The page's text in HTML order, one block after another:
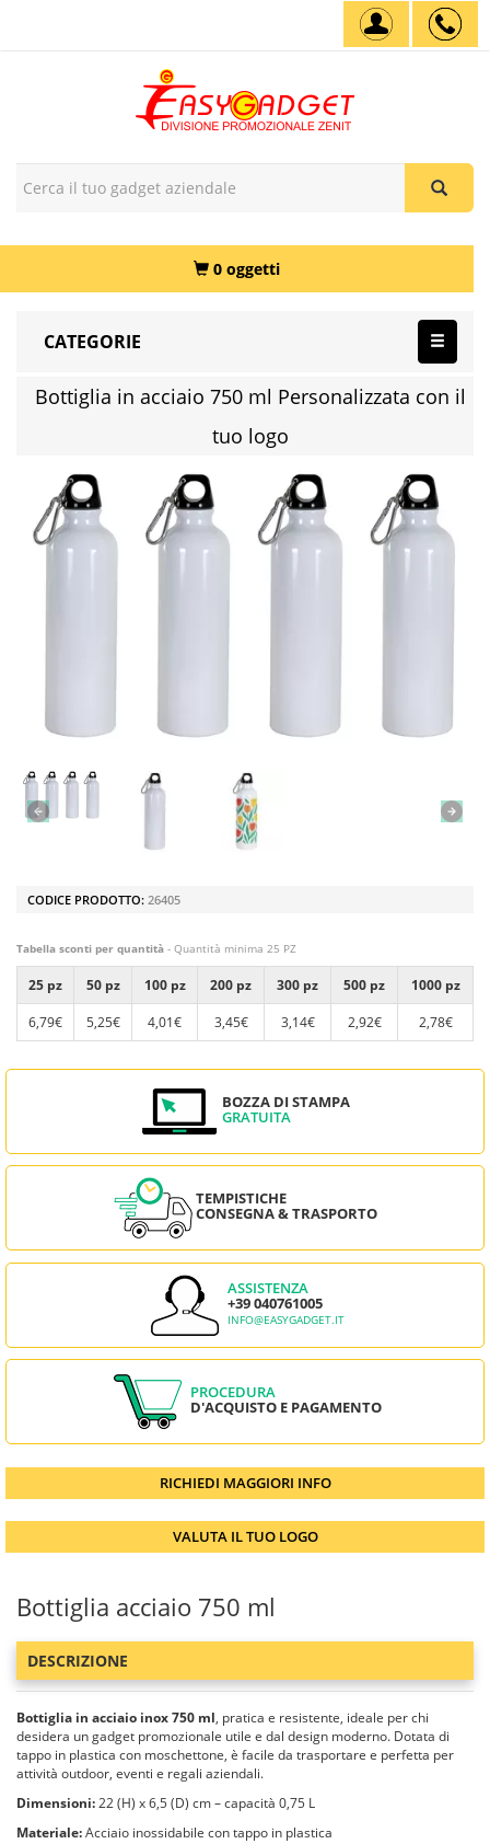
0 oggetti
CATEGORIE
Bottiglia in acciaio 750 ml Personalizzata con il
tuo logo
CODICE PRODOTTO: 26405
Tabella sconti per quantità - Quantità minima 25 PZ
25 pz 50 pz 100 pz 200 pz 300 pz 500 pz
1000 pz
6,79€
5,25€ 4,01€ 3,45€ 3,14€ 2,92€ 2,78€
BOZZA DI STAMPA
GRATUITA
TEMPISTICHE
CONSEGNA & TRASPORTO
ASSISTENZA
+39 040761005
INFO@EASYGADGET.IT
PROCEDURA
D'ACQUISTO E PAGAMENTO
RICHIEDI MAGGIORI INFO
VALUTA IL TUO LOGO
Bottiglia acciaio 750 ml
DESCRIZIONE
Bottiglia in acciaio inox 750 ml, pratica e resistente, ideale per chi
desidera un gadget promozionale utile e dal design moderno. Dotata di
tappo in plastica con moschettone, è facile da trasportare e perfetta per
attività outdoor, eventi e regali aziendali.
Dimensioni:22 (H) x 6,5 (D) cm – capacità 0,75 L
Materiale:Acciaio inossidabile con tappo in plastica